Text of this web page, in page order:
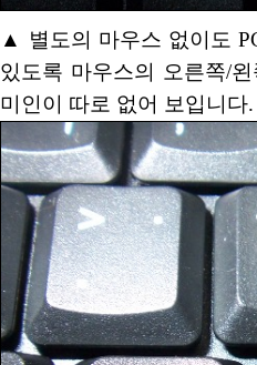
▲ 별도의 마우스 없이도
있도록 마우스의 오른쪽/
미인이 따로 없어 보입니다.